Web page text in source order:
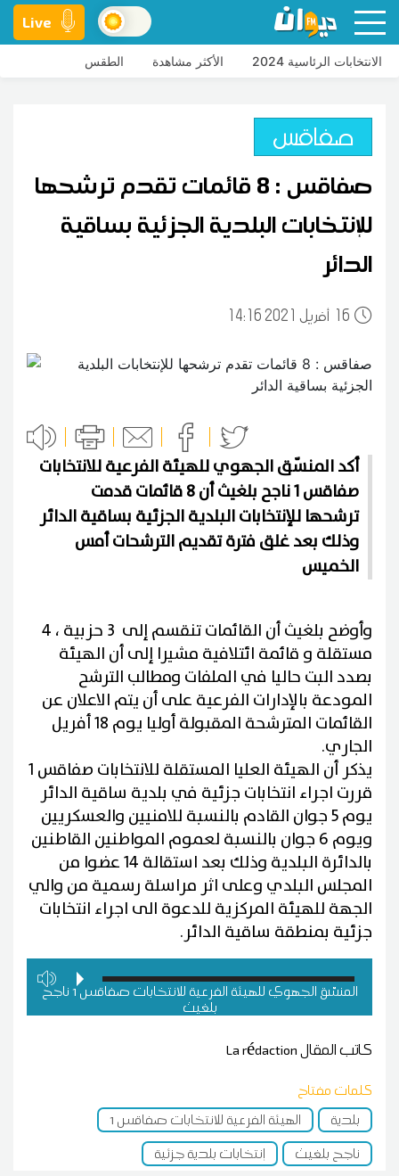
Live
الانتخابات الرئاسية 2024 الأكثر مشاهدة الطقس
صفاقس
صفاقس : 8 قائمات تقدم ترشحها
للإنتخابات البلدية الجزئية بساقية
الدائر
16 14:16 2021 أفريل
أكد المنسّق الجهوي للهيئة الفرعية للانتخابات
صفاقس 1 ناجح بلغيث أن 8 قائمات قدمت
ترشحها للإنتخابات البلدية الجزئية بساقية الدائر
وذلك بعد غلق فترة تقديم الترشحات أمس
الخميس
وأوضح بلغيث أن القائمات تنقسم إلى 3 حزبية ، 4
مستقلة و قائمة ائتلافية مشيرا إلى أن الهيئة
بصدد البت حاليا في الملفات ومطالب الترشح
المودعة بالإدارات الفرعية على أن يتم الاعلان عن
القائمات المترشحة المقبولة أوليا يوم 18 أفريل
الجاري.
يذكر أن الهيئة العليا المستقلة للانتخابات صفاقس 1
قررت اجراء انتخابات جزئية في بلدية ساقية الدائر
يوم 5 جوان القادم بالنسبة للامنيين والعسكريين
ويوم 6 جوان بالنسبة لعموم المواطنين القاطنين
بالدائرة البلدية وذلك بعد استقالة 14 عضوا من
المجلس البلدي وعلى اثر مراسلة رسمية من والي
الجهة للهيئة المركزية للدعوة الى اجراء انتخابات
جزئية بمنطقة ساقية الدائر.
المنسّق الجهوي للهيئة الفرعية للانتخابات صفاقس 1 ناجح
بلغيث
كاتب المقالLa rédaction
كلمات مفتاح
بلدية
الهيئة الفرعية للانتخابات صفاقس 1
ناجح بلغيث
إنتخابات بلدية جزئية